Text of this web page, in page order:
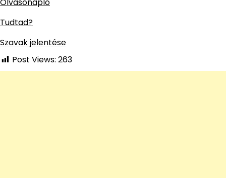
Olvasónapló
Tudtad?
Szavak jelentése
Post Views: 263